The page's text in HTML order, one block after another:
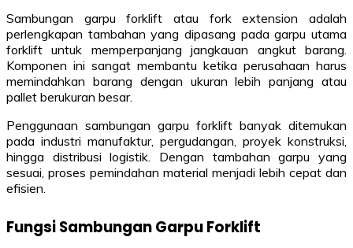
Sambungan garpu forklift atau fork extension adalah
perlengkapan tambahan yang dipasang pada garpu utama
forklift untuk memperpanjang jangkauan angkut barang.
Komponen ini sangat membantu ketika perusahaan harus
memindahkan barang dengan ukuran lebih panjang atau
pallet berukuran besar.
Penggunaan sambungan garpu forklift banyak ditemukan
pada industri manufaktur, pergudangan, proyek konstruksi,
hingga distribusi logistik. Dengan tambahan garpu yang
sesuai, proses pemindahan material menjadi lebih cepat dan
efisien.
Fungsi Sambungan Garpu Forklift